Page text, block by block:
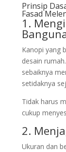
Prinsip
Fasad
1.
Kanopi yang
desain
sebaiknya
setidaknya
Tidak harus
cukup
2.
Ukuran dan